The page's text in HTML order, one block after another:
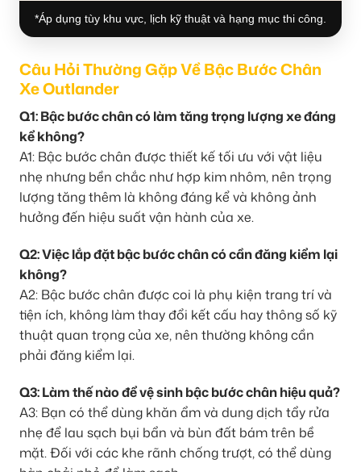
*Áp dụng tùy khu vực, lịch kỹ thuật và hạng mục thi công.
Câu Hỏi Thường Gặp Về Bậc Bước Chân
Xe Outlander
Q1: Bậc bước chân có làm tăng trọng lượng xe đáng
kể không?
A1: Bậc bước chân được thiết kế tối ưu với vật liệu
nhẹ nhưng bền chắc như hợp kim nhôm, nên trọng
lượng tăng thêm là không đáng kể và không ảnh
hưởng đến hiệu suất vận hành của xe.
Q2: Việc lắp đặt bậc bước chân có cần đăng kiểm lại
không?
A2: Bậc bước chân được coi là phụ kiện trang trí và
tiện ích, không làm thay đổi kết cấu hay thông số kỹ
thuật quan trọng của xe, nên thường không cần
phải đăng kiểm lại.
Q3: Làm thế nào để vệ sinh bậc bước chân hiệu quả?
A3: Bạn có thể dùng khăn ẩm và dung dịch tẩy rửa
nhẹ để lau sạch bụi bẩn và bùn đất bám trên bề
mặt. Đối với các khe rãnh chống trượt, có thể dùng